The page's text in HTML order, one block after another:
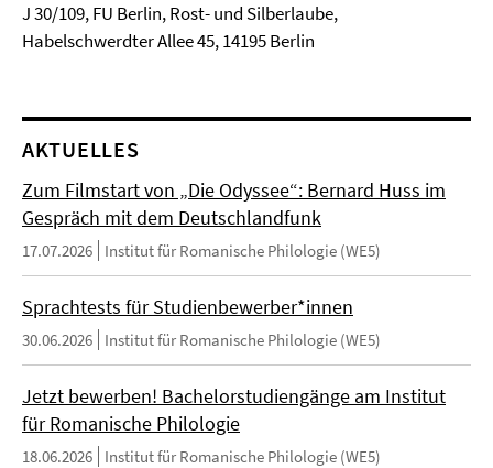
J 30/109, FU Berlin, Rost- und Silberlaube,
Habelschwerdter Allee 45, 14195 Berlin
AKTUELLES
Zum Filmstart von „Die Odyssee“: Bernard Huss im
Gespräch mit dem Deutschlandfunk
17.07.2026 Institut für Romanische Philologie (WE5)
Sprachtests für Studienbewerber*innen
30.06.2026 Institut für Romanische Philologie (WE5)
Jetzt bewerben! Bachelorstudiengänge am Institut
für Romanische Philologie
18.06.2026 Institut für Romanische Philologie (WE5)